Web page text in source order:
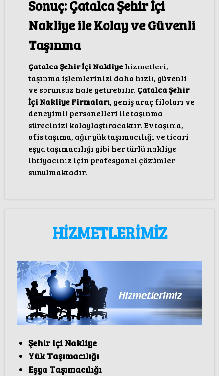
Sonuç: Çatalca Şehir İçi
Nakliye ile Kolay ve Güvenli
Taşınma
Çatalca Şehir İçi Nakliyehizmetleri,
taşınma işlemlerinizi daha hızlı, güvenli
ve sorunsuz hale getirebilir. Çatalca Şehir
İçi Nakliye Firmaları, geniş araç filoları ve
deneyimli personelleri ile taşınma
sürecinizi kolaylaştıracaktır. Ev taşıma,
ofis taşıma, ağır yük taşımacılığı ve ticari
eşya taşımacılığı gibi her türlü nakliye
ihtiyacınız için profesyonel çözümler
sunulmaktadır.
HİZMETLERİMİZ
Şehir içi Nakliye
Yük Taşımacılığı
Eşya Taşımacılığı